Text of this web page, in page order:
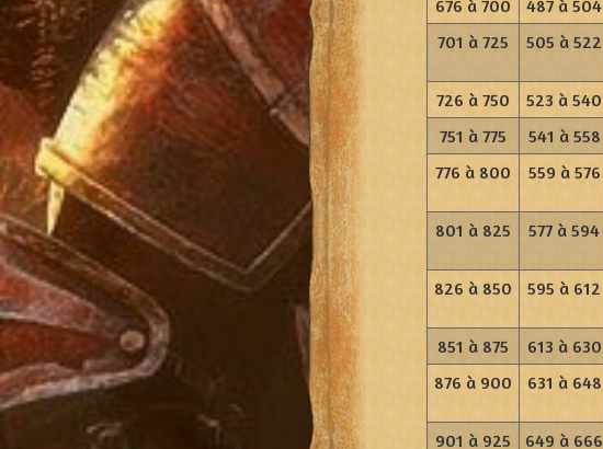
676 à 700
487 à 504
701 à 725
505 à 522
726 à 750 523 à 540
751 à 775
541 à 558
776 à 800
559 à 576
801 à 825 577 à 594
826 à 850
595 à 612
851 à 875 613 à 630
876 à 900
631 à 648
901 à 925 649 à 666